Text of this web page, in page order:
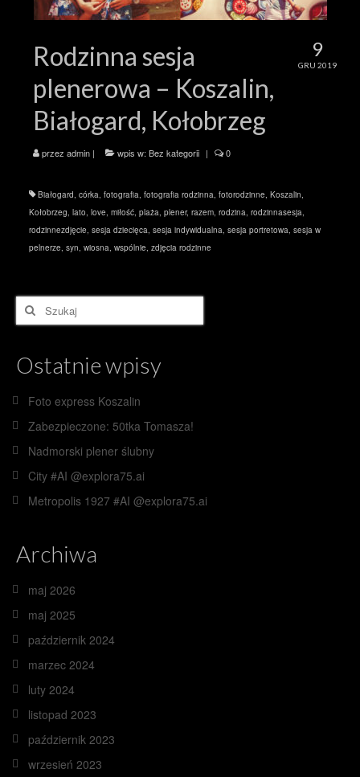
9
GRU 2019
Rodzinna sesja
plenerowa – Koszalin,
Białogard, Kołobrzeg
przez admin | wpis w: Bez kategorii | 0
Białogard, córka, fotografia, fotografia rodzinna, fotorodzinne, Koszalin,
Kołobrzeg, lato, love, miłość, plaża, plener, razem, rodzina, rodzinnasesja,
rodzinnezdjęcie, sesja dziecięca, sesja indywidualna, sesja portretowa, sesja w
pelnerze, syn, wiosna, wspólnie, zdjęcia rodzinne
Szuklaj
w:
Ostatnie wpisy
Foto express Koszalin
Zabezpieczone: 50tka Tomasza!
Nadmorski plener ślubny
City #AI @explora75.ai
Metropolis 1927 #AI @explora75.ai
Archiwa
maj 2026
maj 2025
październik 2024
marzec 2024
luty 2024
listopad 2023
październik 2023
wrzesień 2023